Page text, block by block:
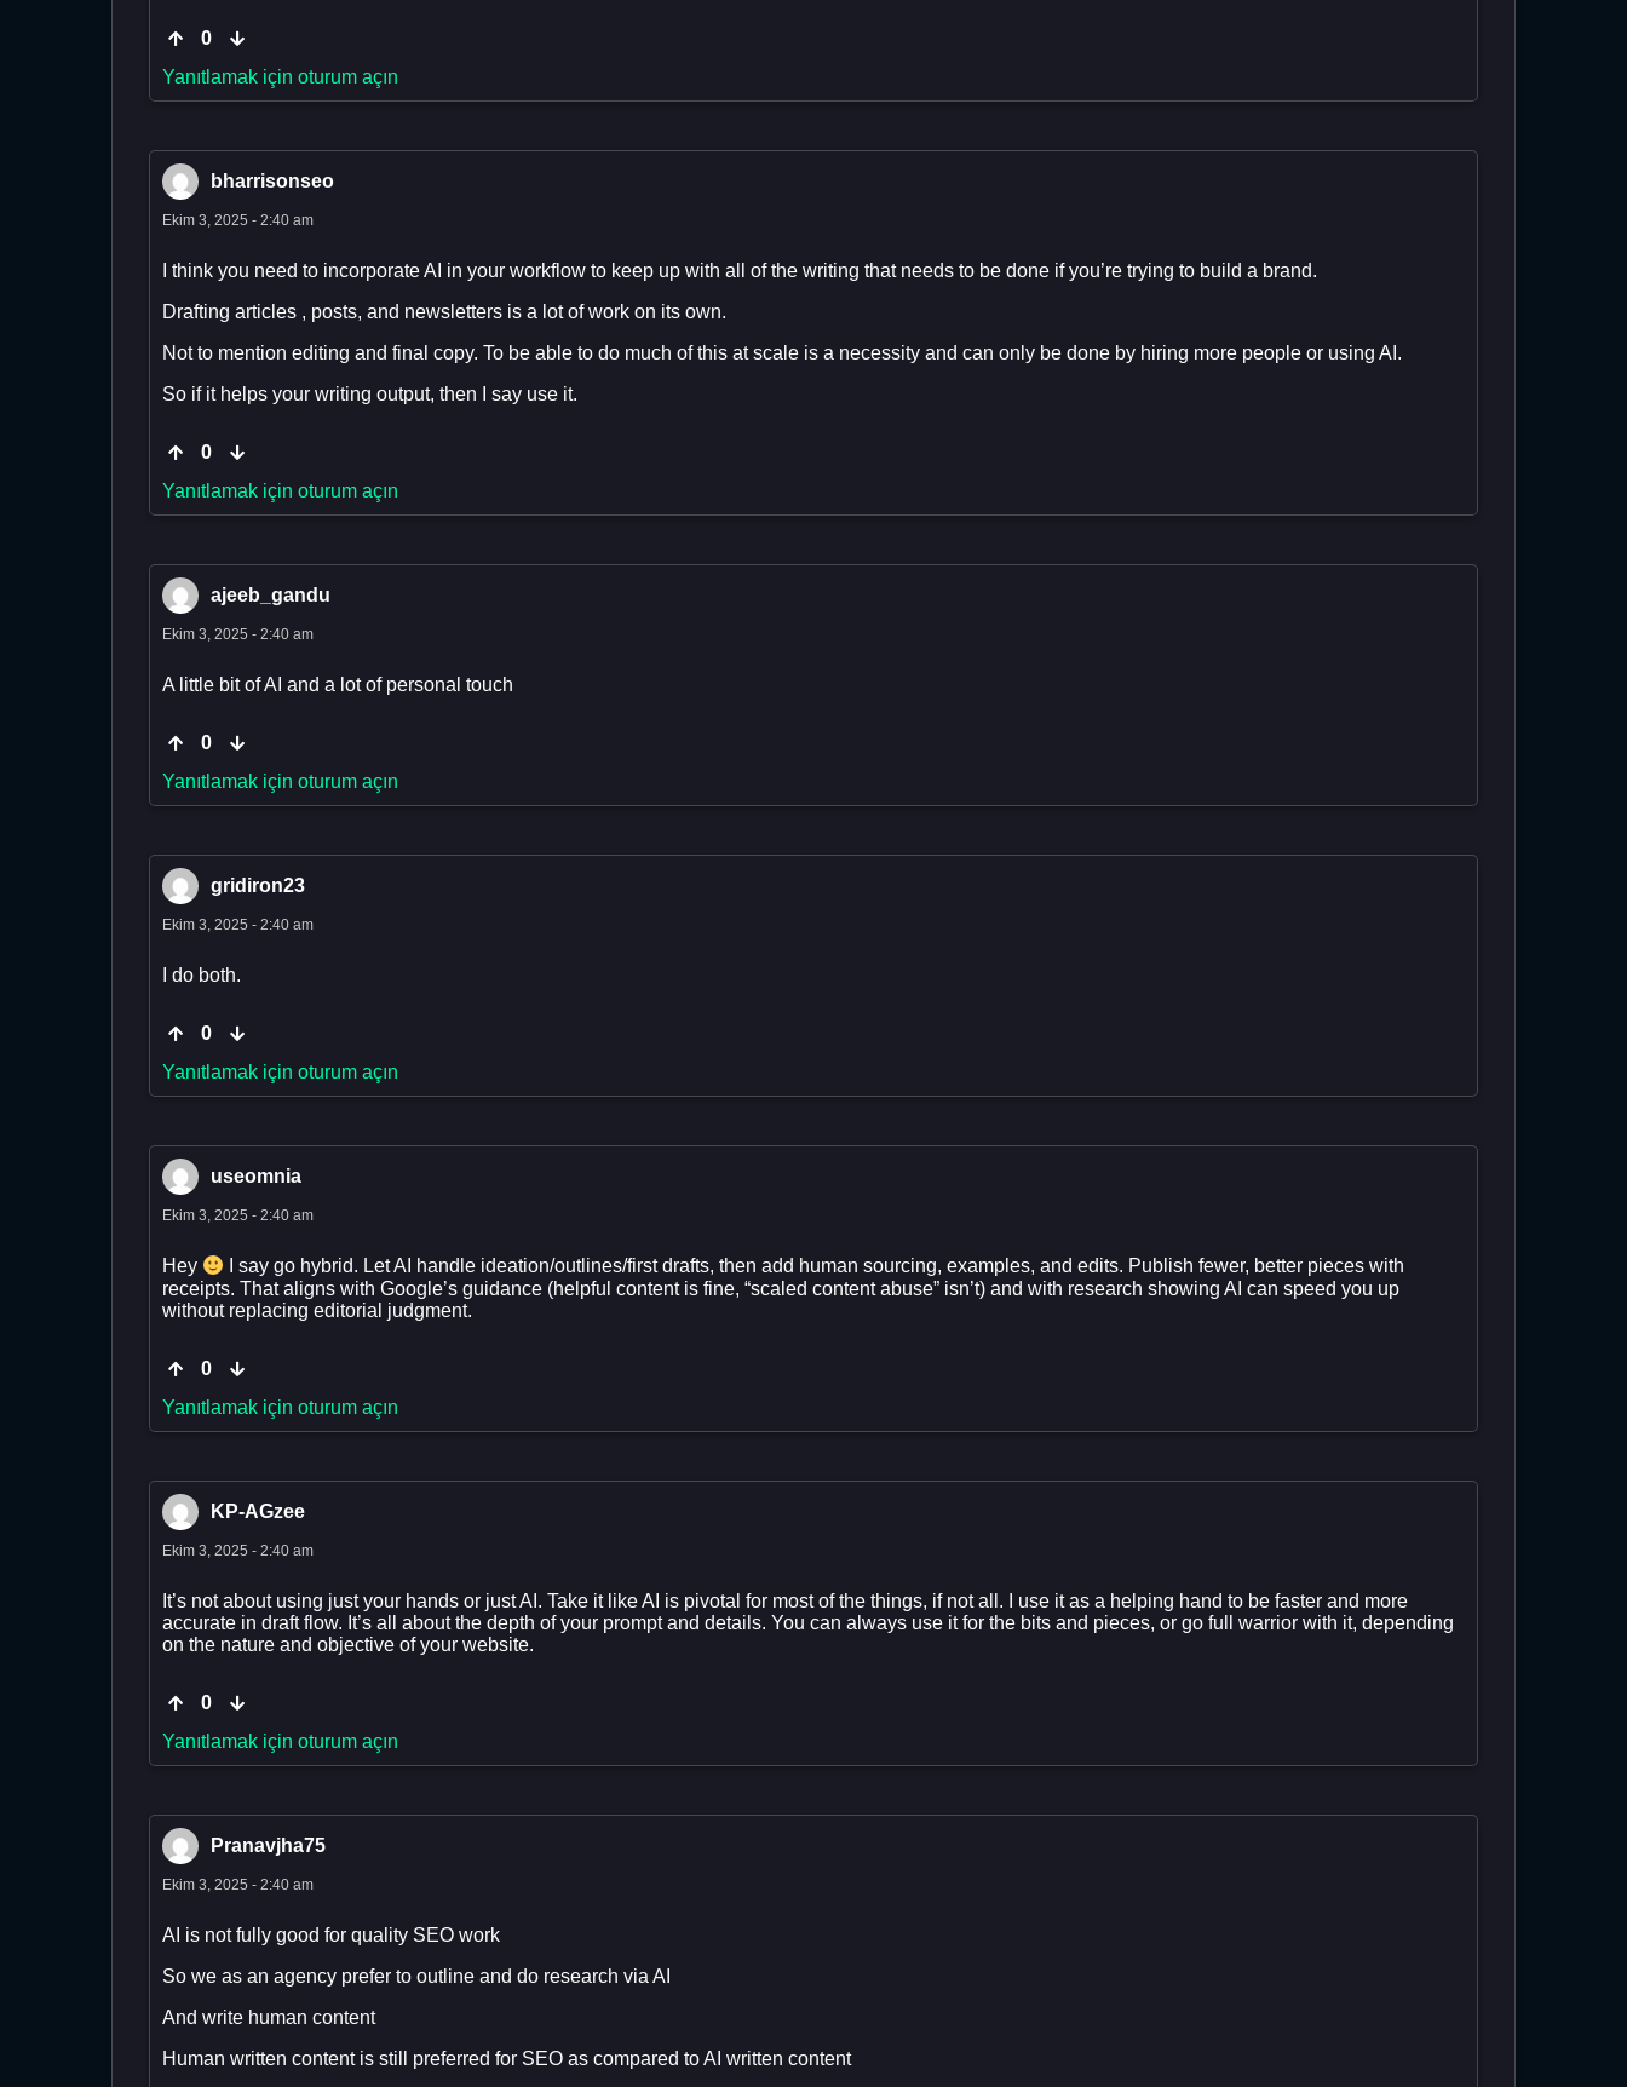
0
Yanıtlamak için oturum açın
bharrisonseo
Ekim 3, 2025 - 2:40 am
I think you need to incorporate AI in your workflow to keep up with all of the writing that needs to be done if you’re trying to build a brand.
Drafting articles , posts, and newsletters is a lot of work on its own.
Not to mention editing and final copy. To be able to do much of this at scale is a necessity and can only be done by hiring more people or using AI.
So if it helps your writing output, then I say use it.
0
Yanıtlamak için oturum açın
ajeeb_gandu
Ekim 3, 2025 - 2:40 am
A little bit of AI and a lot of personal touch
0
Yanıtlamak için oturum açın
gridiron23
Ekim 3, 2025 - 2:40 am
I do both.
0
Yanıtlamak için oturum açın
useomnia
Ekim 3, 2025 - 2:40 am
Hey
I say go hybrid. Let AI handle ideation/outlines/first drafts, then add human sourcing, examples, and edits. Publish fewer, better pieces with
receipts. That aligns with Google’s guidance (helpful content is fine, “scaled content abuse” isn’t) and with research showing AI can speed you up
without replacing editorial judgment.
0
Yanıtlamak için oturum açın
KP-AGzee
Ekim 3, 2025 - 2:40 am
It’s not about using just your hands or just AI. Take it like AI is pivotal for most of the things, if not all. I use it as a helping hand to be faster and more
accurate in draft flow. It’s all about the depth of your prompt and details. You can always use it for the bits and pieces, or go full warrior with it, depending
on the nature and objective of your website.
0
Yanıtlamak için oturum açın
Pranavjha75
Ekim 3, 2025 - 2:40 am
AI is not fully good for quality SEO work
So we as an agency prefer to outline and do research via AI
And write human content
Human written content is still preferred for SEO as compared to AI written content